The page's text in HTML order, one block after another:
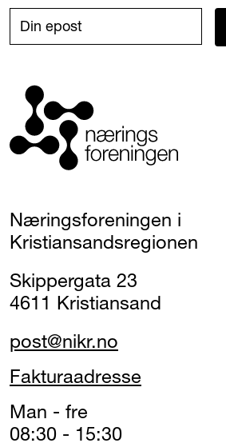
Næringsforeningen i
Kristiansandsregionen
Skippergata 23
4611 Kristiansand
post@nikr.no
Fakturaadresse
Man - fre
08:30 - 15:30